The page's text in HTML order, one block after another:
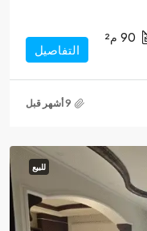
90 م²
التفاصيل
للبيع